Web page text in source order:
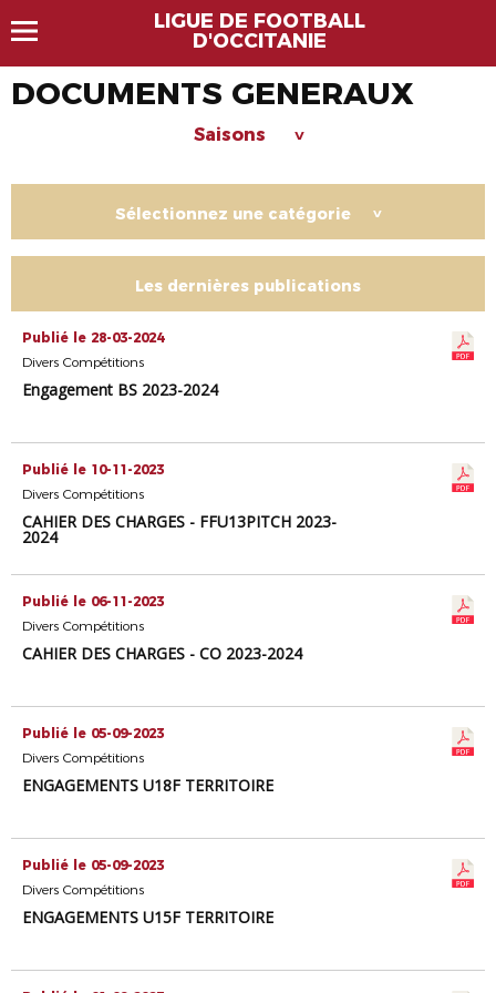
LIGUE DE FOOTBALL
D'OCCITANIE
DOCUMENTS GENERAUX
Saisons >
Sélectionnez une catégorie >
Les dernières publications
Publié le 28-03-2024
Divers Compétitions
Engagement BS 2023-2024
Publié le 10-11-2023
Divers Compétitions
CAHIER DES CHARGES - FFU13PITCH 2023-
2024
Publié le 06-11-2023
Divers Compétitions
CAHIER DES CHARGES - CO 2023-2024
Publié le 05-09-2023
Divers Compétitions
ENGAGEMENTS U18F TERRITOIRE
Publié le 05-09-2023
Divers Compétitions
ENGAGEMENTS U15F TERRITOIRE